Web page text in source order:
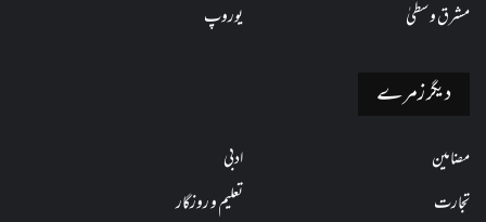
مشرق وسطیٰ
یوروپ
دیگر زمرے
مضامین
ادبی
تجارت
تعلیم و روزگار